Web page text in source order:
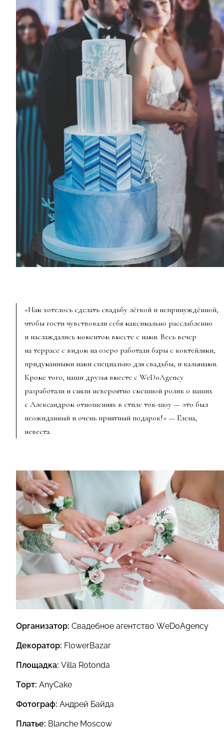
«Нам хотелось сделать свадьбу лёгкой и непринуждённой,
чтобы гости чувствовали себя максимально расслабленно
и наслаждались моментом вместе с нами. Весь вечер
на террасе с видом на озеро работали бары с коктейлями,
придуманными нами специально для свадьбы, и кальянами.
Кроме того, наши друзья вместе с WeDoAgency
разработали и сняли невероятно смешной ролик о наших
с Александром отношениях в стиле ток-шоу — это был
неожиданный и очень приятный подарок!» — Елена,
невеста.
Организатор: Свадебное агентство WeDoAgency
Декоратор: FlowerBazar
Площадка: Villa Rotonda
Торт: AnyCake
Фотограф: Андрей Байда
Платье: Blanche Moscow